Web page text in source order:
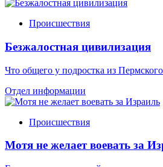
Происшествия
Безжалостная цивилизация
Что общего у подростка из
Отдел информации
Происшествия
Мотя не желает воевать за